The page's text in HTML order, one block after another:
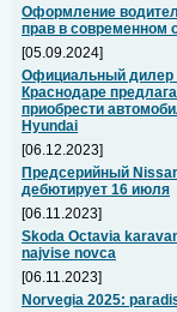
Оформление
прав в современном
[05.09.2024]
Официальный дилер
Краснодаре
приобрести
Hyundai
[06.12.2023]
Предсерийный
дебютирует 16 июля
[06.11.2023]
Skoda Octavia
najvise novca
[06.11.2023]
Norvegia 2025: